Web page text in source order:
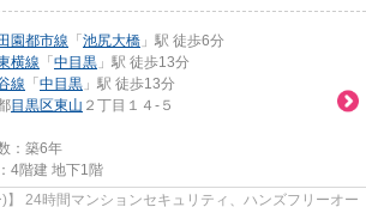
園都市線 「 池尻大橋 」駅 徒歩6分
横線 「 中目黒 」駅 徒歩13分
線 「 中目黒 」駅 徒歩13分
目黒区東山 ２丁目１４-５
：築6年
4階建 地下1階
)】 24時間マンションセキュリティ、ハンズフリーオー